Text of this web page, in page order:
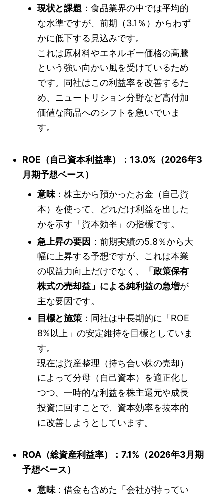
現状と課題 ：食品業界の中では平均的
な水準ですが、前期（3.1％）からわず
かに低下する見込みです。
これは原材料やエネルギー価格の高騰
という強い向かい風を受けているため
です。同社はこの利益率を改善するた
め、ニュートリション分野など高付加
価値な商品へのシフトを急いでいま
す。
ROE（自己資本利益率）：13.0%（2026年3
月期予想ベース）
意味 ：株主から預かったお金（自己資
本）を使って、どれだけ利益を出した
かを示す「資本効率」の指標です。
急上昇の要因 ：前期実績の5.8％から大
幅に上昇する予想ですが、これは本業
の収益力向上だけでなく、
「政策保有
株式の売却益」による純利益の急増が
主な要因です。
目標と施策 ：同社は中長期的に「ROE
8%以上」の安定維持を目標としていま
す。
現在は資産整理（持ち合い株の売却）
によって分母（自己資本）を適正化し
つつ、一時的な利益を株主還元や成長
投資に回すことで、資本効率を抜本的
に改善しようとしています。
ROA（総資産利益率）：7.1%（2026年3月期
予想ベース）
意味 ：借金も含めた「会社が持ってい